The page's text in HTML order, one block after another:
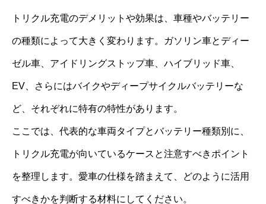
トリクル充電のデメリットや効果は、車種やバッテリー
の種類によって大きく変わります。ガソリン車とディー
ゼル車、アイドリングストップ車、ハイブリッド車、
EV、さらにはバイクやディープサイクルバッテリーな
ど、それぞれに特有の特性があります。
ここでは、代表的な車両タイプとバッテリー種類別に、
トリクル充電が向いているケースと注意すべきポイント
を整理します。愛車の仕様を踏まえて、どのように活用
すべきかを判断する材料にしてください。